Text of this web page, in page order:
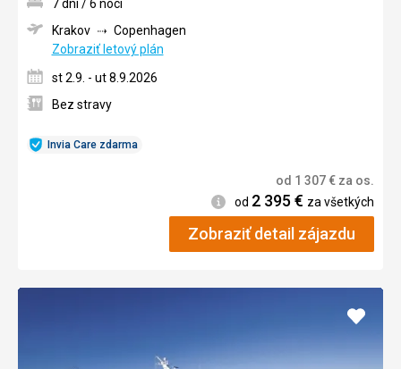
Invia Care zdarma
7 dní / 6 nocí
Krakov
Copenhagen
Zobraziť letový plán
st 2.9. - ut 8.9.2026
Bez stravy
od 1 307€ za os.
Informácie
od 2 395€ za všetkých
Zobraziť detail zájazdu
Pridať